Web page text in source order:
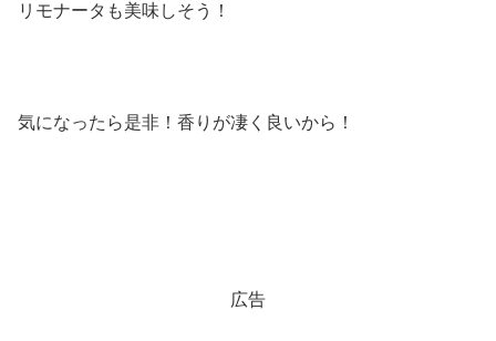
リモナータも美味しそう！
気になったら是非！香りが凄く良いから！
広告